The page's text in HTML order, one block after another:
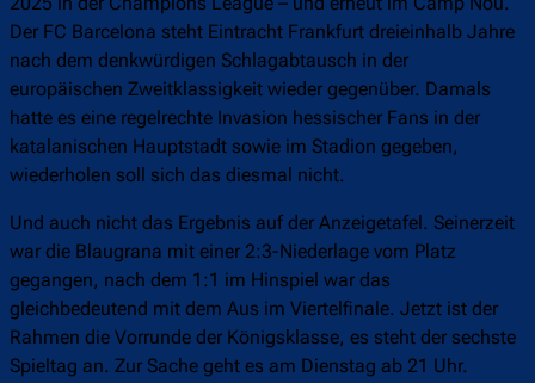
Der FC Barcelona steht Eintracht Frankfurt dreieinhalb Jahre
nach dem denkwürdigen Schlagabtausch in der
europäischen Zweitklassigkeit wieder gegenüber. Damals
hatte es eine regelrechte Invasion hessischer Fans in der
katalanischen Hauptstadt sowie im Stadion gegeben,
wiederholen soll sich das diesmal nicht.
Und auch nicht das Ergebnis auf der Anzeigetafel. Seinerzeit
war die Blaugrana mit einer 2:3-Niederlage vom Platz
gegangen, nach dem 1:1 im Hinspiel war das
gleichbedeutend mit dem Aus im Viertelfinale. Jetzt ist der
Rahmen die Vorrunde der Königsklasse, es steht der sechste
Spieltag an. Zur Sache geht es am Dienstag ab 21 Uhr.